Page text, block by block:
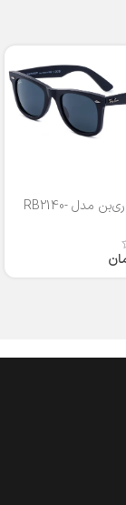
عینک آفتابی ری‌بن مدل RB2140-